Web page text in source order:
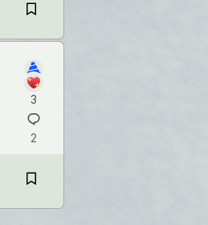
3
2